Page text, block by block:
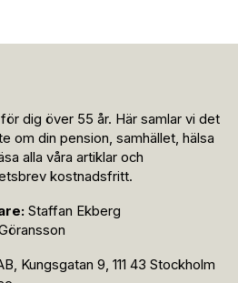
dig över 55 år. Här samlar vi det
om din pension, samhället, hälsa
alla våra artiklar och
kostnadsfritt.
Staffan Ekberg
Kungsgatan 9, 111 43 Stockholm